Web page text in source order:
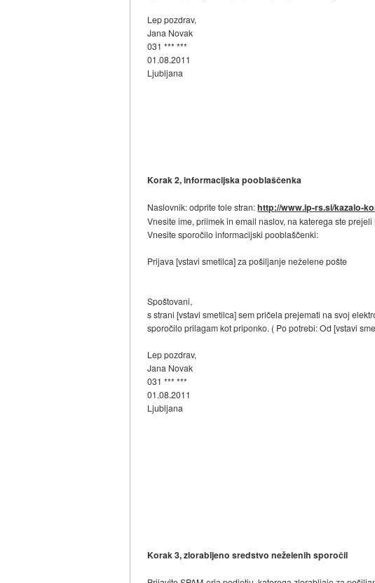
Lep pozdrav,
Jana Novak
031 *** ***
01.08.2011
Ljubljana
Korak 2, informacijska pooblaščenka
Naslovnik: odprite tole stran:http://www.ip-rs.si/kazalo-
Vnesite ime, priimek in email naslov, na katerega ste
Vnesite sporočilo informacijski pooblaščenki:
Prijava [vstavi smetilca] za pošiljanje neželene pošte
Spoštovani,
s strani [vstavi smetilca] sem pričela prejemati na svoj
sporočilo prilagam kot priponko. ( Po potrebi: Od [vstavi
Lep pozdrav,
Jana Novak
031 *** ***
01.08.2011
Ljubljana
Korak 3, zlorabljeno sredstvo neželenih sporočil